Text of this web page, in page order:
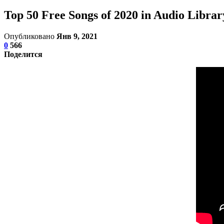
Top 50 Free Songs of 2020 in Audio
Опубликовано Янв 9, 2021
0 566
Поделится